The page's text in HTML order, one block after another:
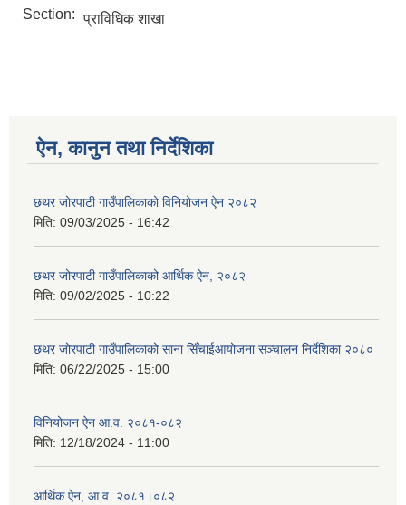
Section: प्राविधिक शाखा
ऐन, कानुन तथा निर्देशिका
छथर जोरपाटी गाउँपालिकाको विनियोजन ऐन २०८२
मिति: 09/03/2025 - 16:42
छथर जोरपाटी गाउँपालिकाको आर्थिक ऐन, २०८२
मिति: 09/02/2025 - 10:22
छथर जोरपाटी गाउँपालिकाको साना सिँचाईआयोजना सञ्चालन निर्देशिका २०८०
मिति: 06/22/2025 - 15:00
विनियोजन ऐन आ.व. २०८१-०८२
मिति: 12/18/2024 - 11:00
आर्थिक ऐन, आ.व. २०८१।०८२